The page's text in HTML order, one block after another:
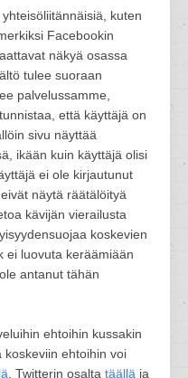
kuten
Facebookin
näkyä osassa
tulee suoraan
palvelussamme,
että käyttäjä on
sivu näyttää
ikään kuin käyttäjä olisi
ei ole kirjautunut
näytä räätälöityä
kävijän vierailusta
koskevien
ei luovuta keräämiään
antanut tähän
ehtoihin kussakin
koskeviin ehtoihin voi
, Twitterin osalta täällä ja